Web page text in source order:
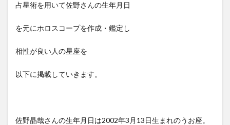
占星術を用いて佐野さんの生年月日
を元にホロスコープを作成・鑑定し
相性が良い人の星座を
以下に掲載していきます。
佐野晶哉さんの生年月日は2002年3月13日生まれのうお座。